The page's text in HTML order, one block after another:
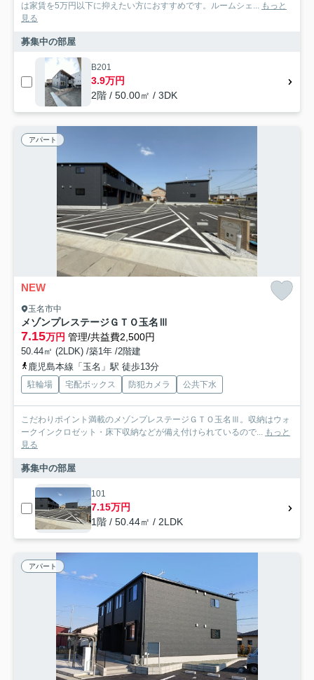
は家賃を5万円以下に抑えたい方におすすめです。ルームシェ... もっと
見る
募集中の部屋
B201
3.9万円
2階 / 50.00㎡ / 3DK
アパート
NEW
玉名市中
メゾンプレステージＧＴＯ玉名Ⅲ
7.15万円 管理/共益費2,500円
50.44㎡ (2LDK) /築1年 /2階建
鹿児島本線「玉名」駅 徒歩13分
駐輪場 宅配ボックス 防犯カメラ 公共下水
こだわりポイント満載のメゾンプレステージＧＴＯ玉名Ⅲ。収納はウォ
ークインクロゼット・床下収納などが備え付けられているので... もっと
見る
募集中の部屋
101
7.15万円
1階 / 50.44㎡ / 2LDK
アパート